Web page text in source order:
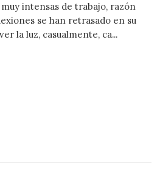
intensas de trabajo, razón
se han retrasado en su
la luz, casualmente, ca...